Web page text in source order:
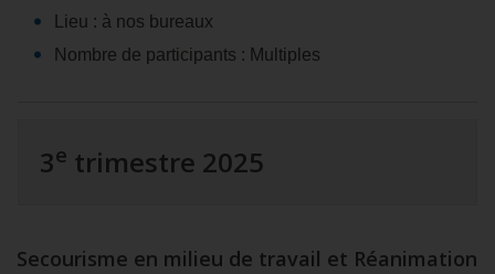
Lieu : à nos bureaux
Nombre de participants : Multiples
3e trimestre 2025
Secourisme en milieu de travail et Réanimation